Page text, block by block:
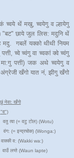
च्वये थें मखु, च्वयेगु व ल्हायेगु
"बट" छाये जुल लिस: मदुनि थें
गबलें यक्को थीथी नियम
च्वे च्वंगु वा च्वकां क्वे च्वंगु
पत्ती) जक अथे च्वयेगु व
खँगो यात नं, झीगु खँगो
छुं नेवा: खँगो
(= वटु टोल) (Wotu)
(Wonga:)
व: (Wakki wa:)
(Waun lapte)